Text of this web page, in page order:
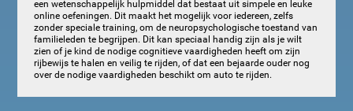
een wetenschappelijk hulpmiddel dat bestaat uit simpele en leuke
online oefeningen. Dit maakt het mogelijk voor iedereen, zelfs
zonder speciale training, om de neuropsychologische toestand van
familieleden te begrijpen. Dit kan speciaal handig zijn als je wilt
zien of je kind de nodige cognitieve vaardigheden heeft om zijn
rijbewijs te halen en veilig te rijden, of dat een bejaarde ouder nog
over de nodige vaardigheden beschikt om auto te rijden.